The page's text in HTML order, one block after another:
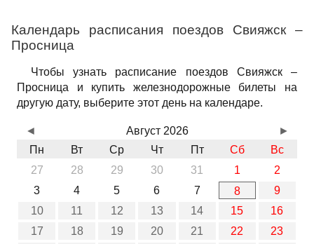
Календарь расписания поездов Свияжск –
Просница
Чтобы узнать расписание поездов Свияжск –
Просница и купить железнодорожные билеты на
другую дату, выберите этот день на календаре.
Август 2026
Пн
Вт Ср Чт Пт Сб
Вс
27
28 29 30 31 1
2
3
4 5 6 7 8
9
10
11 12 13 14 15
16
17
18 19 20 21 22
23
◄ ►